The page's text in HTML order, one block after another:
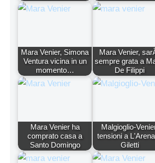
Mara Venier, Simona
Ventura vicina in un
momento…
Mara Venier,
sempre grata a
De Filippi
Mara Venier ha
comprato casa a
Santo Domingo
Malgioglio-
tensioni a
Giletti